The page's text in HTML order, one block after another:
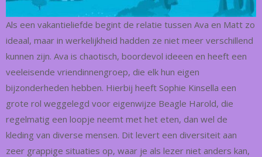
Als een vakantieliefde begint de relatie tussen Ava en Matt zo
ideaal, maar in werkelijkheid hadden ze niet meer verschillend
kunnen zijn. Ava is chaotisch, boordevol ideeen en heeft een
veeleisende vriendinnengroep, die elk hun eigen
bijzonderheden hebben. Hierbij heeft Sophie Kinsella een
grote rol weggelegd voor eigenwijze Beagle Harold, die
regelmatig een loopje neemt met het eten, dan wel de
kleding van diverse mensen. Dit levert een diversiteit aan
zeer grappige situaties op, waar je als lezer niet anders kan,